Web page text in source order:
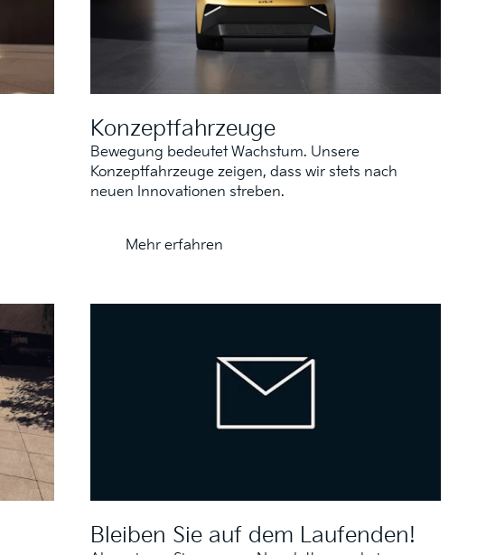
Konzeptfahrzeuge
Bewegung bedeutet Wachstum. Unsere
Konzeptfahrzeuge zeigen, dass wir stets nach
neuen Innovationen streben.
Mehr erfahren
Bleiben Sie auf dem Laufenden!